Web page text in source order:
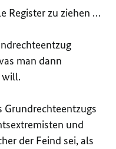
Register zu ziehen …
man dann
will.
Grundrechteentzugs
und
der Feind sei, als